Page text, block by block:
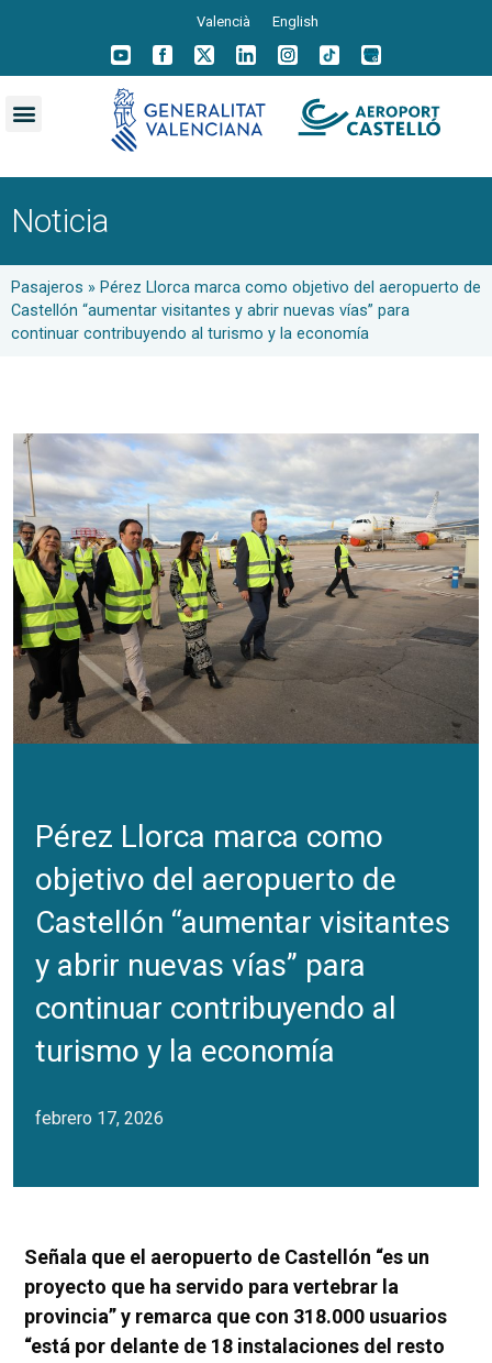
Valencià English
Noticia
Pasajeros » Pérez Llorca marca como objetivo del aeropuerto de
Castellón “aumentar visitantes y abrir nuevas vías” para
continuar contribuyendo al turismo y la economía
Pérez Llorca marca como
objetivo del aeropuerto de
Castellón “aumentar visitantes
y abrir nuevas vías” para
continuar contribuyendo al
turismo y la economía
febrero 17, 2026
Señala que el aeropuerto de Castellón “es un
proyecto que ha servido para vertebrar la
provincia” y remarca que con 318.000 usuarios
“está por delante de 18 instalaciones del resto